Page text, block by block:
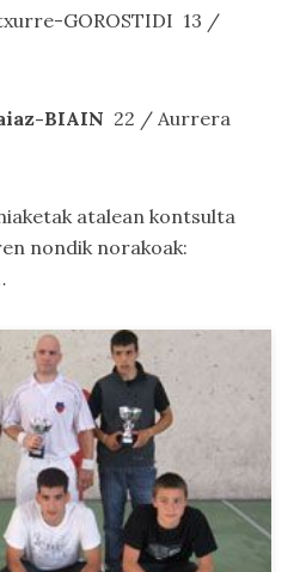
GOROSTIDI 13 /
BIAIN 22 / Aurrera
atalean kontsulta
nondik norakoak: